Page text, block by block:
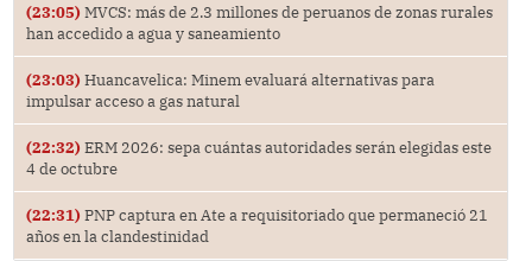
(23:05) MVCS: más de 2.3 millones de peruanos de zonas rurales
han accedido a agua y saneamiento
(23:03) Huancavelica: Minem evaluará alternativas para
impulsar acceso a gas natural
(22:32) ERM 2026: sepa cuántas autoridades serán elegidas este
4 de octubre
(22:31) PNP captura en Ate a requisitoriado que permaneció 21
años en la clandestinidad